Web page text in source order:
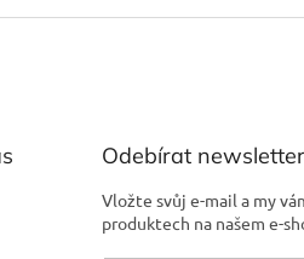
Odebírat newsletter
Vložte svůj e-mail a my
produktech na našem e-